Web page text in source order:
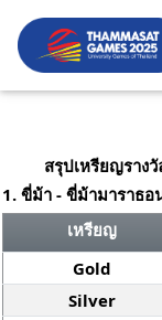
สรุปเหรียญราง
1. ขี่ม้า - ขี่ม้ามาราธ
เหรียญ
Gold
Silver